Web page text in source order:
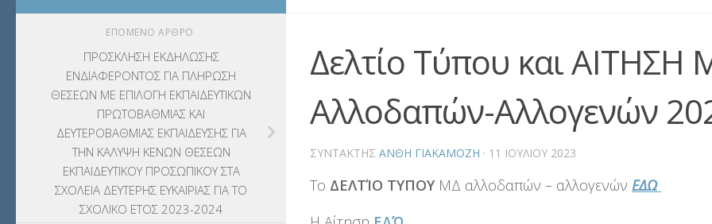
Δελτίο Τύπου και ΑΙΤΗΣΗ
Αλλοδαπών-Αλλογενών
ΣΥΝΤΆΚΤΗΣ ΑΝΘΗ ΓΙΑΚΑΜΟΖΗ · 11 ΙΟΥΛΊΟΥ 2023
Το ΔΕΛΤΊΟ ΤΥΠΟΥΜΔ αλλοδαπών – αλλογενών ΕΔΩ
ΕΠΌΜΕΝΟ ΆΡΘΡΟ
ΠΡΟΣΚΛΗΣΗ ΕΚΔΗΛΩΣΗΣ
ΕΝΔΙΑΦΕΡΟΝΤΟΣ ΓΙΑ ΠΛΗΡΩΣΗ
ΘΕΣΕΩΝ ΜΕ ΕΠΙΛΟΓΗ ΕΚΠΑΙΔΕΥΤΙΚΩΝ
ΠΡΩΤΟΒΑΘΜΙΑΣ ΚΑΙ
ΔΕΥΤΕΡΟΒΑΘΜΙΑΣ ΕΚΠΑΙΔΕΥΣΗΣ ΓΙΑ
ΤΗΝ ΚΑΛΥΨΗ ΚΕΝΩΝ ΘΕΣΕΩΝ
ΕΚΠΑΙΔΕΥΤΙΚΟΥ ΠΡΟΣΩΠΙΚΟΥ ΣΤΑ
ΣΧΟΛΕΙΑ ΔΕΥΤΕΡΗΣ ΕΥΚΑΙΡΙΑΣ ΓΙΑ ΤΟ
ΣΧΟΛΙΚΟ ΕΤΟΣ 2023-2024